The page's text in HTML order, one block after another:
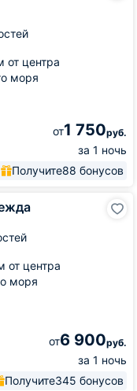
от центра
моря
от1 750руб.
за 1 ночь
Получите88 бонусов
от центра
моря
от6 900руб.
за 1 ночь
Получите345 бонусов